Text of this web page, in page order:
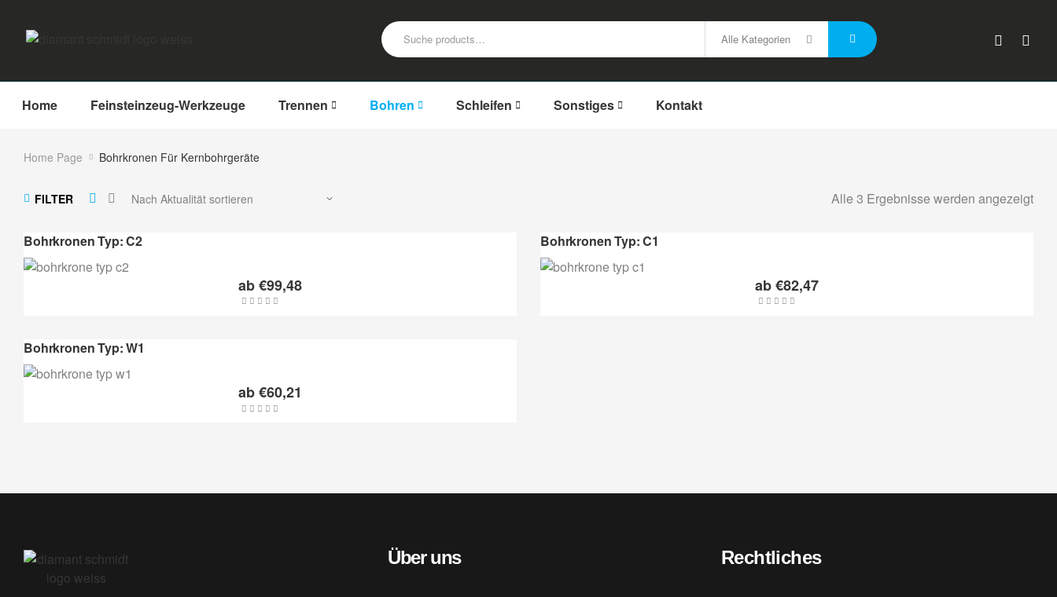
Alle Kategorien
Home Feinsteinzeug-Werkzeuge Trennen Bohren Schleifen Sonstiges Kontakt
Home Page Bohrkronen Für Kernbohrgeräte
FILTER Alle 3 Ergebnisse werden angezeigt
Bohrkronen Typ: C2
ab€99,48
Bohrkronen Typ: C1
ab€82,47
Bohrkronen Typ: W1
ab€60,21
Über uns Rechtliches